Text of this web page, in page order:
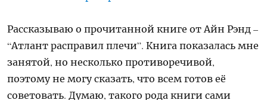
Рассказываю о прочитанной книге от Айн Рэнд –
“Атлант расправил плечи”. Книга показалась мне
занятой, но несколько противоречивой,
поэтому не могу сказать, что всем готов её
советовать. Думаю, такого рода книги сами